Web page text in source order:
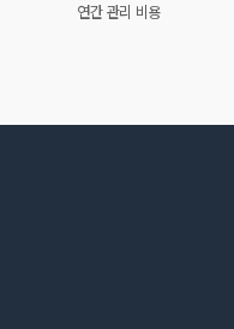
연간 관리 비용